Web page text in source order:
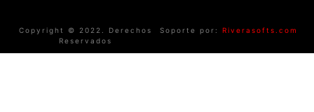
Copyright © 2022. Derechos
Reservados
Soporte por: Riverasofts.com